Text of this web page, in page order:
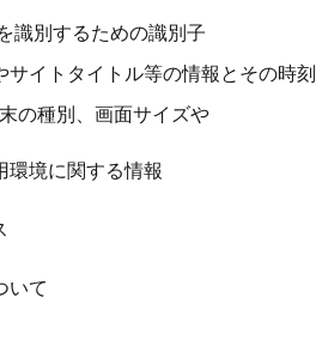
識別するための識別子
サイトタイトル等の情報とその時刻
の種別、画面サイズや
環境に関する情報
いて